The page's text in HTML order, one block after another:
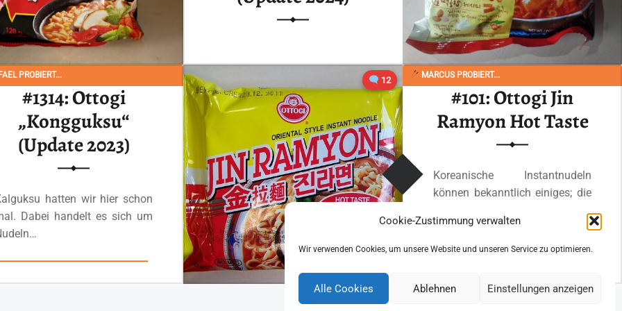
Cookie-Zustimmung verwalten
Wir verwenden Cookies, um unsere Website und unseren Service zu optimieren.
Alle Cookies Ablehnen Einstellungen anzeigen
süß-scharfe koreanische
Nudelsuppe, welche auf dem
Namen…
Ganzes Review lesen“#1318: Paldo „Rabokki Noodle“ (Stir Fried Noodle with Korean Hot & Spicy Soup Base) (Update 2024)”
…
PROBIERT...
#1314: Ottogi
„Kongguksu“
(Update 2023)
hatten wir hier schon
Dabei handelt es sich um
12 MARCUS PROBIERT...
#101: Ottogi Jin
Ramyon Hot Taste
Koreanische Instantnudeln
können bekanntlich einiges; die
bereits getesteten Varianten von
Ottogi waren…